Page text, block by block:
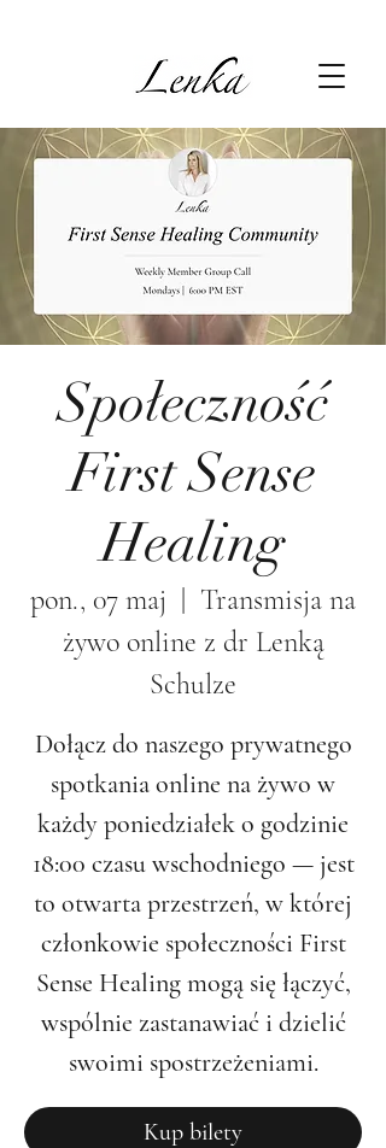
Społeczność
First Sense
Healing
pon., 07 maj
Transmisja na
żywo online z dr Lenką
Schulze
Dołącz do naszego prywatnego
spotkania online na żywo w
każdy poniedziałek o godzinie
18:00 czasu wschodniego — jest
to otwarta przestrzeń, w której
członkowie społeczności First
Sense Healing mogą się łączyć,
wspólnie zastanawiać i dzielić
swoimi spostrzeżeniami.
Kup bilety